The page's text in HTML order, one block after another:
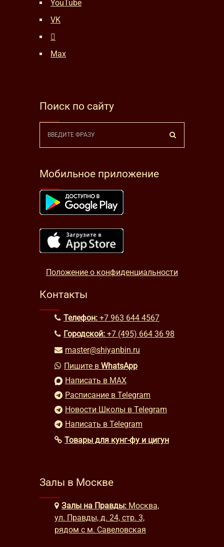
YouTube
VK
Max
Поиск по сайту
Мобильное приложение
Положение о конфиденциальности
Контакты
Телефон: +7 963 644 4567
Городской: +7 (495) 664 36 98
master@shiyanbin.ru
Пишите в WhatsApp
Написать в MAX
Расписание в Telegram
Новости Школы в Telegram
Написать в Telegram
Товары для кунг-фу и цигун
Залы в Москве
Залы на Правды: Москва,
ул. Правды, д. 24, стр. 3,
рядом с м. Савеловская